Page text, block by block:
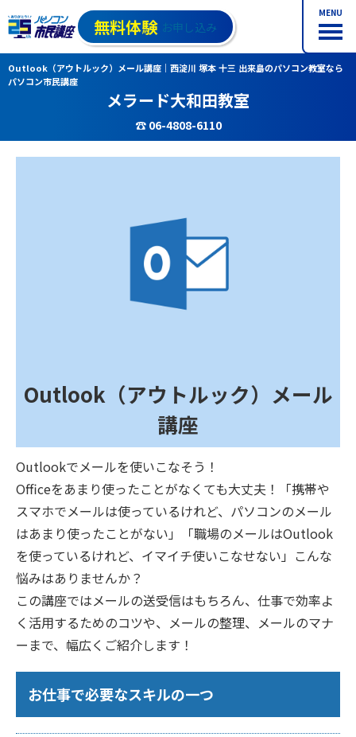
MENU
無料体験 お申し込み
Outlook（アウトルック）メール講座｜西淀川 塚本 十三 出来島のパソコン教室なら
パソコン市民講座
メラード大和田教室
☎ 06-4808-6110
Outlook（アウトルック）メール
講座
Outlookでメールを使いこなそう！
Officeをあまり使ったことがなくても大丈夫！「携帯や
スマホでメールは使っているけれど、パソコンのメール
はあまり使ったことがない」「職場のメールはOutlook
を使っているけれど、イマイチ使いこなせない」こんな
悩みはありませんか？
この講座ではメールの送受信はもちろん、仕事で効率よ
く活用するためのコツや、メールの整理、メールのマナ
ーまで、幅広くご紹介します！
お仕事で必要なスキルの一つ